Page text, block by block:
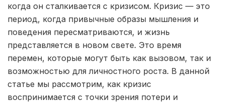
когда он сталкивается с кризисом. Кризис — это
период, когда привычные образы мышления и
поведения пересматриваются, и жизнь
представляется в новом свете. Это время
перемен, которые могут быть как вызовом, так и
возможностью для личностного роста. В данной
статье мы рассмотрим, как кризис
воспринимается с точки зрения потери и